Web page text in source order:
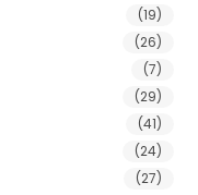
(19)
(26)
(7)
(29)
(41)
(24)
(27)